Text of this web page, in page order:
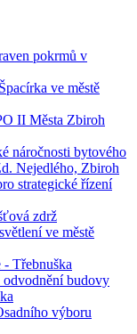
pokrmů v
ve městě
II Města Zbiroh
náročnosti bytového
Nejedlého, Zbiroh
strategické řízení
zdrž
ve městě
- Třebnuška
budovy
výboru